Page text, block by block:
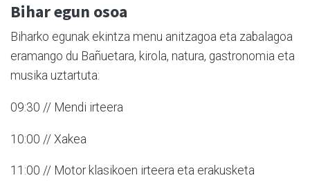
Bihar egun osoa
Biharko egunak ekintza menu anitzagoa eta zabalagoa
eramango du Bañuetara, kirola, natura, gastronomia eta
musika uztartuta:
09:30 // Mendi irteera
10:00 // Xakea
11:00 // Motor klasikoen irteera eta erakusketa